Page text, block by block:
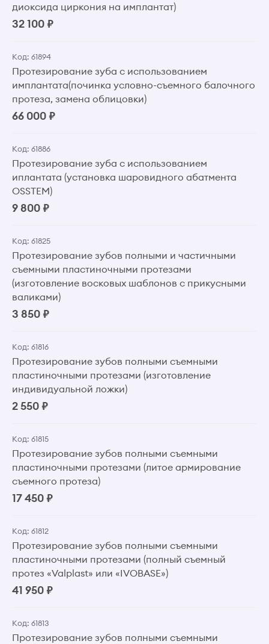
диоксида циркония на имплантат)
32 100 ₽
Код: 61894
Протезирование зуба с использованием
имплантата(починка условно-съемного балочного
протеза, замена облицовки)
66 000 ₽
Код: 61886
Протезирование зуба с использованием
иплантата (установка шаровидного абатмента
OSSTEM)
9 800 ₽
Код: 61825
Протезирование зубов полными и частичными
съемными пластиночными протезами
(изготовление восковых шаблонов с прикусными
валиками)
3 850 ₽
Код: 61816
Протезирование зубов полными съемными
пластиночными протезами (изготовление
индивидуальной ложки)
2 550 ₽
Код: 61815
Протезирование зубов полными съемными
пластиночными протезами (литое армирование
съемного протеза)
17 450 ₽
Код: 61812
Протезирование зубов полными съемными
пластиночными протезами (полный съемный
протез «Valplast» или «IVOBASE»)
41 950 ₽
Код: 61813
Протезирование зубов полными съемными